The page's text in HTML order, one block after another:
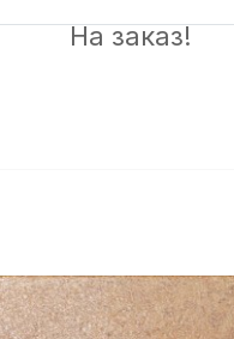
На заказ!